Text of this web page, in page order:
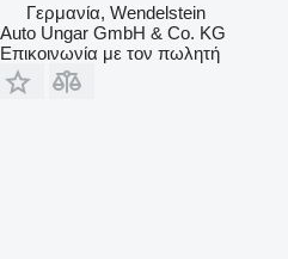
Γερμανία, Wendelstein
Auto Ungar GmbH & Co. KG
Επικοινωνία με τον πωλητή